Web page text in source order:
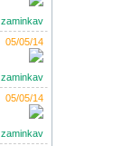
zaminkav , تهران تلفن: 88385542
05/05/14
zaminkav , تهران تلفن: 021-88385541
05/05/14
zaminkav , تهران تلفن: 02188385541